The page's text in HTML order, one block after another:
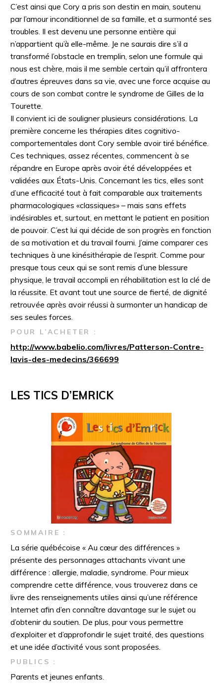
C’est ainsi que Cory a pris son destin en main, soutenu
par l’amour inconditionnel de sa famille, et a surmonté ses
troubles. Il est devenu une personne entière qui
n’appartient qu’à elle-même. Je ne saurais dire s’il a
transformé l’obstacle en tremplin, selon une formule qui
nous est chère, mais il me semble certain qu’il affrontera
d’autres épreuves dans sa vie, avec une force acquise au
cours de son combat contre le syndrome de Gilles de la
Tourette.
Il convient ici de souligner plusieurs considérations. La
première concerne les thérapies dites cognitivo-
comportementales dont Cory semble avoir tiré bénéfice.
Ces techniques, assez récentes, commencent à se
répandre en Europe après avoir été développées et
validées aux États-Unis. Concernant les tics, elles sont
d’une efficacité tout à fait comparable aux traitements
pharmacologiques «classiques» – mais sans effets
indésirables et, surtout, en mettant le patient en position
de pouvoir. C’est lui qui décide de son progrès en fonction
de sa motivation et du travail fourni. J’aime comparer ces
techniques à une kinésithérapie de l’esprit. Comme pour
presque tous ceux qui se sont remis d’une blessure
physique, le travail accompli en réhabilitation est la clé de
la réussite. Et avant tout une source de fierté, de dignité
retrouvée après avoir réussi à surmonter un handicap de
ses seules forces.
POUR L’ACHETER :
http://www.babelio.com/livres/Patterson-Contre-
lavis-des-medecins/366699
LES TICS D’EMRICK
SOMMAIRE :
La série québécoise « Au cœur des différences »
présente des personnages attachants vivant une
différence : allergie, maladie, syndrome. Pour mieux
comprendre cette différence, vous trouverez dans ce
livre des renseignements utiles ainsi qu’une référence
Internet afin d’en connaître davantage sur le sujet ou
d’obtenir du soutien. De plus, pour vous permettre
d’exploiter et d’approfondir le sujet traité, des questions
et une idée d’activité vous sont proposées.
PUBLICS :
Parents et jeunes enfants.